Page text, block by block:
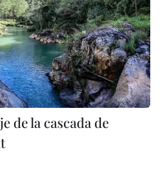
de la cascada de